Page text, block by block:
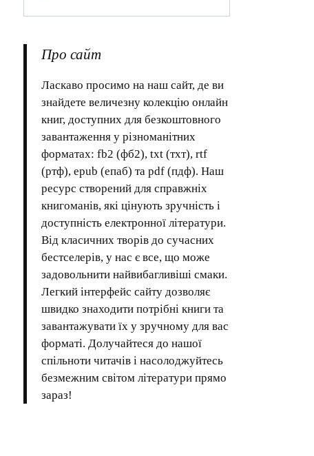
Про сайт
Ласкаво просимо на наш сайт, де ви
знайдете величезну колекцію онлайн
книг, доступних для безкоштовного
завантаження у різноманітних
форматах: fb2 (фб2), txt (тхт), rtf
(ртф), epub (епаб) та pdf (пдф). Наш
ресурс створений для справжніх
книгоманів, які цінують зручність і
доступність електронної літератури.
Від класичних творів до сучасних
бестселерів, у нас є все, що може
задовольнити найвибагливіші смаки.
Легкий інтерфейс сайту дозволяє
швидко знаходити потрібні книги та
завантажувати їх у зручному для вас
форматі. Долучайтеся до нашої
спільноти читачів і насолоджуйтесь
безмежним світом літератури прямо
зараз!